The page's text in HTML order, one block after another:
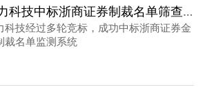
西力科技中标浙商证券制裁名单筛查系统
科技经过多轮竞标，成功中标浙商证券金
裁名单监测系统